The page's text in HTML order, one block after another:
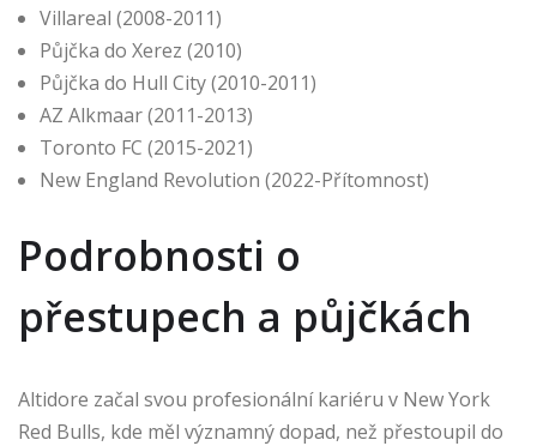
Villareal (2008-2011)
Půjčka do Xerez (2010)
Půjčka do Hull City (2010-2011)
AZ Alkmaar (2011-2013)
Toronto FC (2015-2021)
New England Revolution (2022-Přítomnost)
Podrobnosti o
přestupech a půjčkách
Altidore začal svou profesionální kariéru v New York
Red Bulls, kde měl významný dopad, než přestoupil do